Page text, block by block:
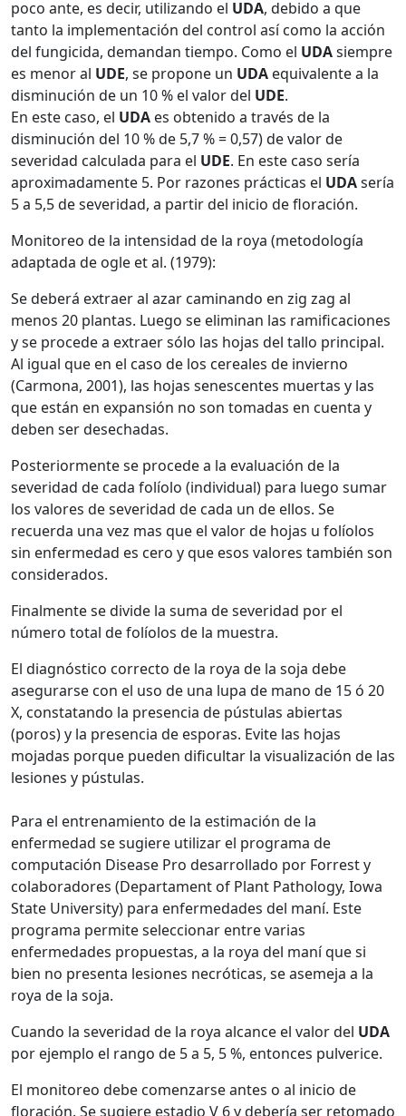
poco ante, es decir, utilizando el UDA, debido a que
tanto la implementación del control así como la acción
del fungicida, demandan tiempo. Como el UDAsiempre
es menor al UDE, se propone un UDA equivalente a la
disminución de un 10 % el valor del UDE.
En este caso, el UDA es obtenido a través de la
disminución del 10 % de 5,7 % = 0,57) de valor de
severidad calculada para el UDE. En este caso sería
aproximadamente 5. Por razones prácticas el UDAsería
5 a 5,5 de severidad, a partir del inicio de floración.
Monitoreo de la intensidad de la roya (metodología
adaptada de ogle et al. (1979):
Se deberá extraer al azar caminando en zig zag al
menos 20 plantas. Luego se eliminan las ramificaciones
y se procede a extraer sólo las hojas del tallo principal.
Al igual que en el caso de los cereales de invierno
(Carmona, 2001), las hojas senescentes muertas y las
que están en expansión no son tomadas en cuenta y
deben ser desechadas.
Posteriormente se procede a la evaluación de la
severidad de cada folíolo (individual) para luego sumar
los valores de severidad de cada un de ellos. Se
recuerda una vez mas que el valor de hojas u folíolos
sin enfermedad es cero y que esos valores también son
considerados.
Finalmente se divide la suma de severidad por el
número total de folíolos de la muestra.
El diagnóstico correcto de la roya de la soja debe
asegurarse con el uso de una lupa de mano de 15 ó 20
X, constatando la presencia de pústulas abiertas
(poros) y la presencia de esporas. Evite las hojas
mojadas porque pueden dificultar la visualización de las
lesiones y pústulas.
Para el entrenamiento de la estimación de la
enfermedad se sugiere utilizar el programa de
computación Disease Pro desarrollado por Forrest y
colaboradores (Departament of Plant Pathology, Iowa
State University) para enfermedades del maní. Este
programa permite seleccionar entre varias
enfermedades propuestas, a la roya del maní que si
bien no presenta lesiones necróticas, se asemeja a la
roya de la soja.
Cuando la severidad de la roya alcance el valor del UDA
por ejemplo el rango de 5 a 5, 5 %, entonces pulverice.
El monitoreo debe comenzarse antes o al inicio de
floración. Se sugiere estadio V 6 y debería ser retomado